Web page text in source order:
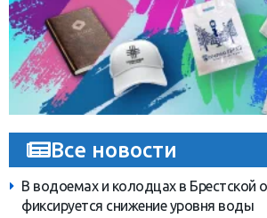
Все новости
В водоемах и колодцах в Брестской
фиксируется снижение уровня воды